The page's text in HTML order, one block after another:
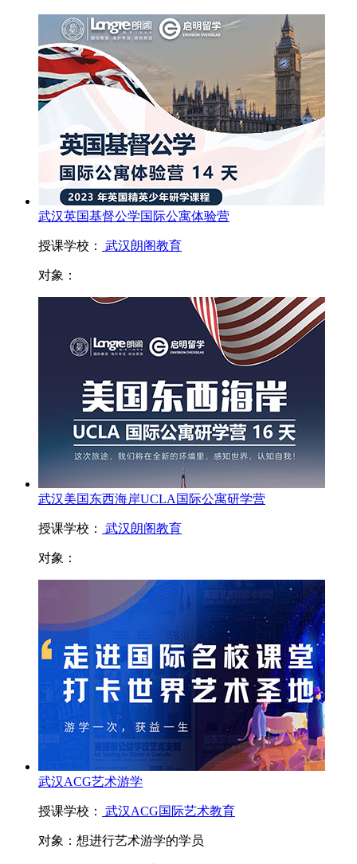
武汉英国基督公学国际公寓体验营
授课学校： 武汉朗阁教育
对象：
武汉美国东西海岸UCLA国际公寓研学营
授课学校： 武汉朗阁教育
对象：
武汉ACG艺术游学
授课学校： 武汉ACG国际艺术教育
对象： 想进行艺术游学的学员